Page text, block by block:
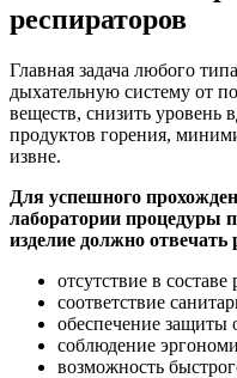
респираторов
Главная задача любого
дыхательную систему от
веществ, снизить уровень
продуктов горения,
извне.
Для успешного
лаборатории процедуры
изделие должно отвечать
отсутствие в
соответствие
обеспечение защиты
соблюдение
возможность